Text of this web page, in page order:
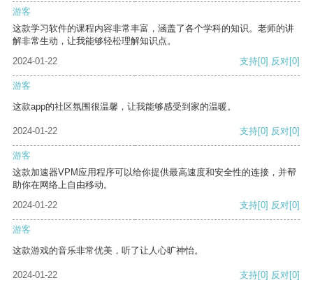
游客
这款学习软件的课程内容非常丰富，涵盖了各个学科的知识。老师的讲
解非常生动，让我能够轻松理解知识点。
2024-01-22
支持[0] 反对[0]
游客
这款app的社区氛围很温馨，让我能够感受到家的温暖。
2024-01-22 支持[0] 反对[0]
游客
这款加速器VPM应用程序可以给你提供最高速度和安全性的连接，并帮
助你在网络上自由移动。
2024-01-22
支持[0] 反对[0]
游客
这款游戏的音乐非常优美，听了让人心旷神怡。
2024-01-22 支持[0] 反对[0]